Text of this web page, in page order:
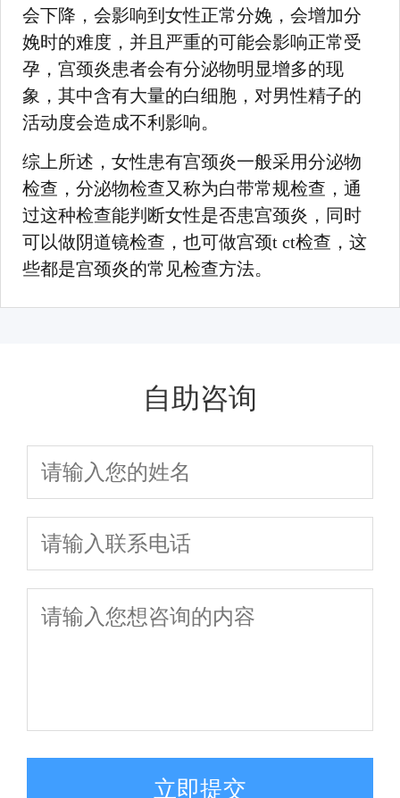
会下降，会影响到女性正常分娩，会增加分
娩时的难度，并且严重的可能会影响正常受
孕，宫颈炎患者会有分泌物明显增多的现
象，其中含有大量的白细胞，对男性精子的
活动度会造成不利影响。
综上所述，女性患有宫颈炎一般采用分泌物
检查，分泌物检查又称为白带常规检查，通
过这种检查能判断女性是否患宫颈炎，同时
可以做阴道镜检查，也可做宫颈t ct检查，这
些都是宫颈炎的常见检查方法。
自助咨询
立即提交